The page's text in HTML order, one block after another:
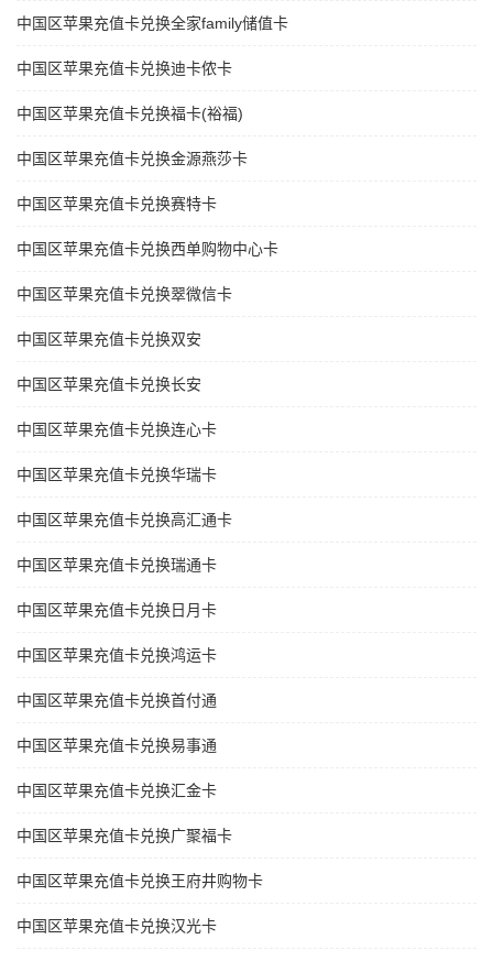
中国区苹果充值卡兑换全家family储值卡
中国区苹果充值卡兑换迪卡侬卡
中国区苹果充值卡兑换福卡(裕福)
中国区苹果充值卡兑换金源燕莎卡
中国区苹果充值卡兑换赛特卡
中国区苹果充值卡兑换西单购物中心卡
中国区苹果充值卡兑换翠微信卡
中国区苹果充值卡兑换双安
中国区苹果充值卡兑换长安
中国区苹果充值卡兑换连心卡
中国区苹果充值卡兑换华瑞卡
中国区苹果充值卡兑换高汇通卡
中国区苹果充值卡兑换瑞通卡
中国区苹果充值卡兑换日月卡
中国区苹果充值卡兑换鸿运卡
中国区苹果充值卡兑换首付通
中国区苹果充值卡兑换易事通
中国区苹果充值卡兑换汇金卡
中国区苹果充值卡兑换广聚福卡
中国区苹果充值卡兑换王府井购物卡
中国区苹果充值卡兑换汉光卡